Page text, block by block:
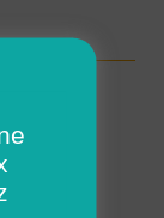
Brélès,
CDD